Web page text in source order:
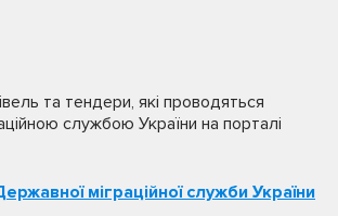
та тендери, які проводяться
службою України на порталі
міграційної служби України